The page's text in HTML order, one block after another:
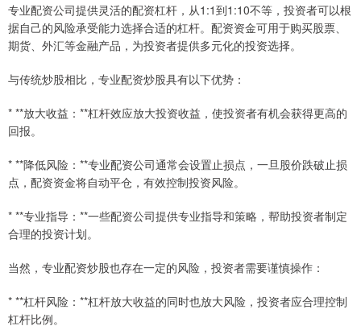
专业配资公司提供灵活的配资杠杆，从1:1到1:10不等，投资者可以根
据自己的风险承受能力选择合适的杠杆。配资资金可用于购买股票、
期货、外汇等金融产品，为投资者提供多元化的投资选择。
与传统炒股相比，专业配资炒股具有以下优势：
* **放大收益：**杠杆效应放大投资收益，使投资者有机会获得更高的
回报。
* **降低风险：**专业配资公司通常会设置止损点，一旦股价跌破止损
点，配资资金将自动平仓，有效控制投资风险。
* **专业指导：**一些配资公司提供专业指导和策略，帮助投资者制定
合理的投资计划。
当然，专业配资炒股也存在一定的风险，投资者需要谨慎操作：
* **杠杆风险：**杠杆放大收益的同时也放大风险，投资者应合理控制
杠杆比例。